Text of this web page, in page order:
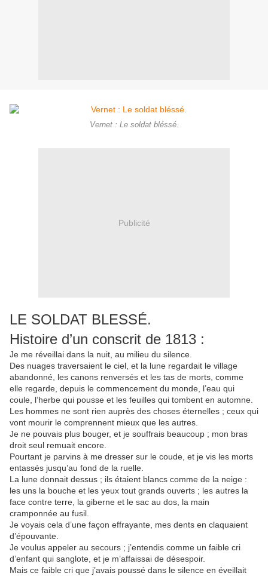
Vernet : Le soldat bléssé.
Publicité
LE SOLDAT BLESSÉ.
Histoire d’un conscrit de 1813 :
Je me réveillai dans la nuit, au milieu du silence.
Des nuages traversaient le ciel, et la lune regardait le village
abandonné, les canons renversés et les tas de morts, comme
elle regarde, depuis le commencement du monde, l’eau qui
coule, l’herbe qui pousse et les feuilles qui tombent en automne.
Les hommes ne sont rien auprès des choses éternelles ; ceux qui
vont mourir le comprennent mieux que les autres.
Je ne pouvais plus bouger, et je souffrais beaucoup ; mon bras
droit seul remuait encore.
Pourtant je parvins à me dresser sur le coude, et je vis les morts
entassés jusqu’au fond de la ruelle.
La lune donnait dessus ; ils étaient blancs comme de la neige :
les uns la bouche et les yeux tout grands ouverts ; les autres la
face contre terre, la giberne et le sac au dos, la main
cramponnée au fusil.
Je voyais cela d’une façon effrayante, mes dents en claquaient
d’épouvante.
Je voulus appeler au secours ; j’entendis comme un faible cri
d’enfant qui sanglote, et je m’affaissai de désespoir.
Mais ce faible cri que j’avais poussé dans le silence en éveillait